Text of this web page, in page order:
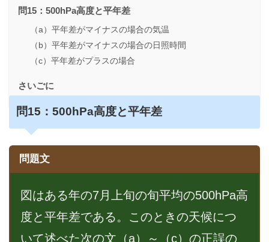
問15：500hPa高度と平年差
（a）平年差がマイナスの場合の気温
（b）平年差がマイナスの場合の日照時間
（c）平年差がプラスの場合
さいごに
問15：500hPa高度と平年差
問題文
図はある年の7月上旬の旬平均の500hPa高
度と平年差である。このときの天候につ
いて述べた次の文（a）～（c）の正誤の